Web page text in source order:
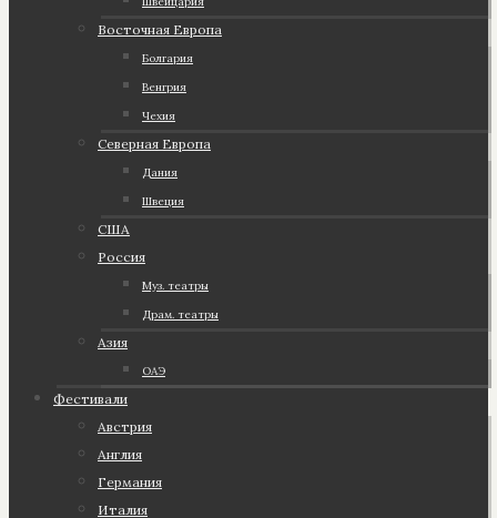
Восточная Европа
Болгария
Венгрия
Чехия
Северная Европа
Дания
Швеция
США
Россия
Муз. театры
Драм. театры
Азия
ОАЭ
Фестивали
Австрия
Англия
Германия
Италия